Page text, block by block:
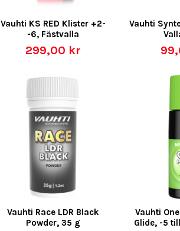
Vauhti KS RED Klister +2-
-6, Fästvalla
299,00 kr
Vauhti
Vauhti Race LDR Black
Powder, 35 g
Vauhti
Glide, -5